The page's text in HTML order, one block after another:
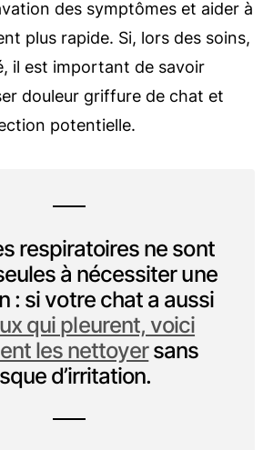
des symptômes et aider à
plus rapide. Si, lors des soins,
il est important de savoir
douleur griffure de chat et
potentielle.
respiratoires ne sont
à nécessiter une
: si votre chat a aussi
qui pleurent, voici
les nettoyersans
d’irritation.